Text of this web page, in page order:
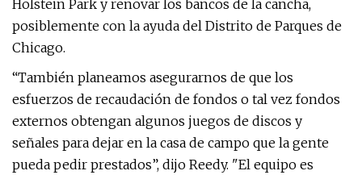
Holstein Park y renovar los bancos de la cancha,
posiblemente con la ayuda del Distrito de Parques de
Chicago.
“También planeamos asegurarnos de que los
esfuerzos de recaudación de fondos o tal vez fondos
externos obtengan algunos juegos de discos y
señales para dejar en la casa de campo que la gente
pueda pedir prestados”, dijo Reedy. "El equipo es